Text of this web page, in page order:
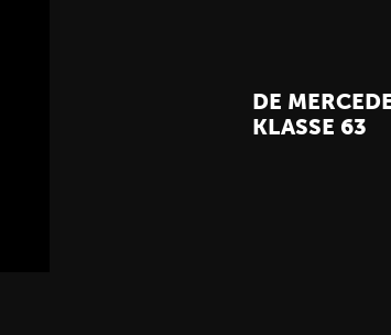
DE
KLASSE 63